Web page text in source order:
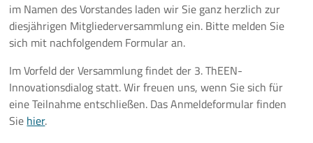
Aktivitäten
Veranstaltungen
Aktuelle Termine
im Namen des Vorstandes laden wir Sie ganz herzlich zur
diesjährigen Mitgliederversammlung ein. Bitte melden Sie
sich mit nachfolgendem Formular an.
Im Vorfeld der Versammlung findet der 3. ThEEN-
Innovationsdialog statt. Wir freuen uns, wenn Sie sich für
eine Teilnahme entschließen. Das Anmeldeformular finden
Sie hier.